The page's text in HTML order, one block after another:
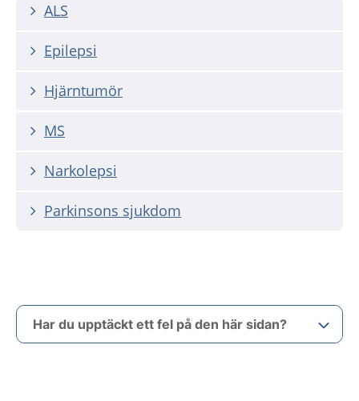
ALS
Epilepsi
Hjärntumör
MS
Narkolepsi
Parkinsons sjukdom
Har du upptäckt ett fel på den här sidan?